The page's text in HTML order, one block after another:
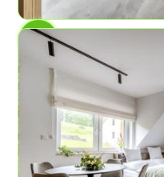
AP č. 5Hory zážitků